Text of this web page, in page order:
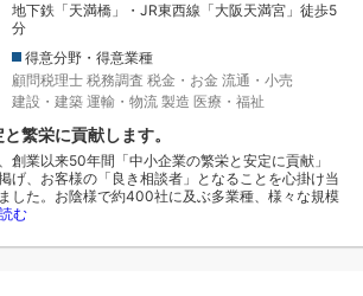
地下鉄「天満橋」・JR東西線「大阪天満宮」徒歩5
分
得意分野・得意業種
顧問税理士 税務調査 税金・お金 流通・小売
建設・建築 運輸・物流 製造 医療・福祉
繁栄に貢献します。
創業以来50年間「中小企業の繁栄と安定に貢献」
げ、お客様の「良き相談者」となることを心掛け当
した。お陰様で約400社に及ぶ多業種、様々な規模
む